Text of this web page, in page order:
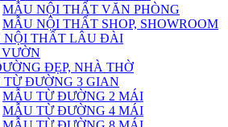
MẪU NỘI THẤT VĂN PHÒNG
MẪU NỘI THẤT SHOP, SHOWROOM
NỘI THẤT LÂU ĐÀI
ĐẸP, NHÀ THỜ
TỪ ĐƯỜNG 3 GIAN
MẪU TỪ ĐƯỜNG 2 MÁI
MẪU TỪ ĐƯỜNG 4 MÁI